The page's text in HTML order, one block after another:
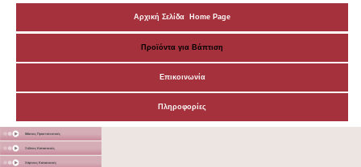
Αρχική Σελίδα Home Page
Προϊόντα για Βάπτιση
Επικοινωνία
Πληροφορίες
Μάσκες Προστατευτικές
Ξύλινες Κατασκευές
Χάρτινες Κατασκευές